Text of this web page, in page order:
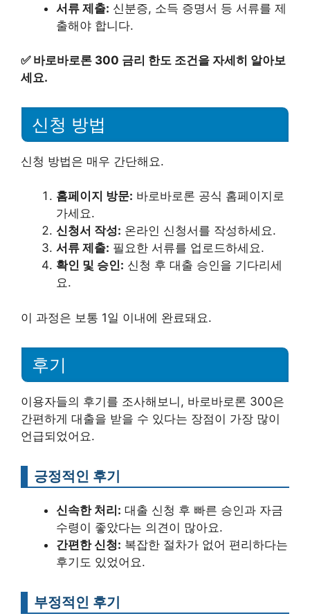
서류 제출: 신분증, 소득 증명서 등 서류를 제
출해야 합니다.
✅ 바로바로론 300 금리 한도 조건을 자세히 알아보
세요.
신청 방법
신청 방법은 매우 간단해요.
홈페이지 방문: 바로바로론 공식 홈페이지로
가세요.
신청서 작성: 온라인 신청서를 작성하세요.
서류 제출: 필요한 서류를 업로드하세요.
확인 및 승인: 신청 후 대출 승인을 기다리세
요.
이 과정은 보통 1일 이내에 완료돼요.
후기
이용자들의 후기를 조사해보니, 바로바로론 300은
간편하게 대출을 받을 수 있다는 장점이 가장 많이
언급되었어요.
긍정적인 후기
신속한 처리: 대출 신청 후 빠른 승인과 자금
수령이 좋았다는 의견이 많아요.
간편한 신청: 복잡한 절차가 없어 편리하다는
후기도 있었어요.
부정적인 후기